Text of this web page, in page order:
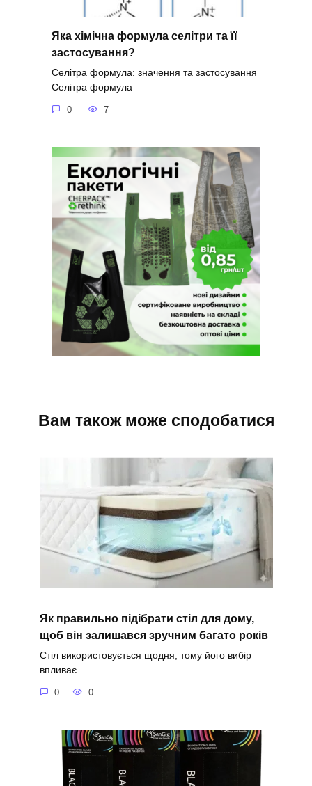
Яка хімічна формула селітри та її
застосування?
Селітра формула: значення та застосування
Селітра формула
0 7
Вам також може сподобатися
Як правильно підібрати стіл для дому,
щоб він залишався зручним багато років
Стіл використовується щодня, тому його вибір
впливає
0 0